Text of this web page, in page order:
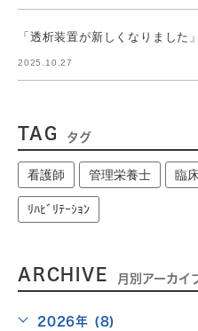
「透析装置が新しくなりました
2025.10.27
TAG タグ
看護師 管理栄養士 臨
ﾘﾊﾋﾞﾘﾃｰｼｮﾝ
ARCHIVE 月別アーカイ
2026年 (8)